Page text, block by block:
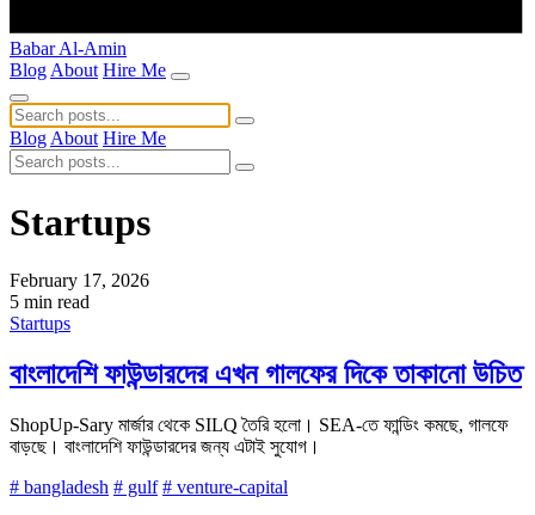
Babar Al-Amin
Blog About Hire Me
Blog About Hire Me
Startups
February 17, 2026
5 min read
Startups
বাংলাদেশি ফাউন্ডারদের এখন গালফের দিকে তাকানো উচিত
ShopUp-Sary মার্জার থেকে SILQ তৈরি হলো। SEA-তে ফান্ডিং কমছে, গালফে
বাড়ছে। বাংলাদেশি ফাউন্ডারদের জন্য এটাই সুযোগ।
# bangladesh # gulf # venture-capital